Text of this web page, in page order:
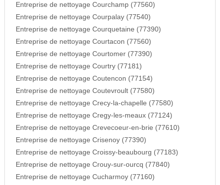
Entreprise de nettoyage Courchamp (77560)
Entreprise de nettoyage Courpalay (77540)
Entreprise de nettoyage Courquetaine (77390)
Entreprise de nettoyage Courtacon (77560)
Entreprise de nettoyage Courtomer (77390)
Entreprise de nettoyage Courtry (77181)
Entreprise de nettoyage Coutencon (77154)
Entreprise de nettoyage Coutevroult (77580)
Entreprise de nettoyage Crecy-la-chapelle (77580)
Entreprise de nettoyage Cregy-les-meaux (77124)
Entreprise de nettoyage Crevecoeur-en-brie (77610)
Entreprise de nettoyage Crisenoy (77390)
Entreprise de nettoyage Croissy-beaubourg (77183)
Entreprise de nettoyage Crouy-sur-ourcq (77840)
Entreprise de nettoyage Cucharmoy (77160)